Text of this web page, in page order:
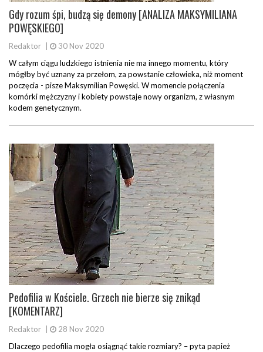
Gdy rozum śpi, budzą się demony [ANALIZA MAKSYMILIANA
POWĘSKIEGO]
Redaktor
30 Nov 2020
W całym ciągu ludzkiego istnienia nie ma innego momentu, który
mógłby być uznany za przełom, za powstanie człowieka, niż moment
poczęcia - pisze Maksymilian Powęski. W momencie połączenia
komórki mężczyzny i kobiety powstaje nowy organizm, z własnym
kodem genetycznym.
Pedofilia w Kościele. Grzech nie bierze się znikąd
[KOMENTARZ]
Redaktor
28 Nov 2020
Dlaczego pedofilia mogła osiągnąć takie rozmiary? – pyta papież